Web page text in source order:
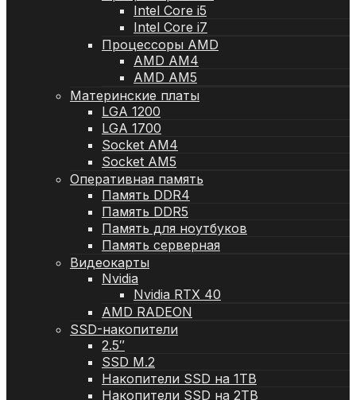
Intel Core i5
Intel Core i7
Процессоры AMD
AMD AM4
AMD AM5
Материнские платы
LGA 1200
LGA 1700
Socket AM4
Socket AM5
Оперативная память
Память DDR4
Память DDR5
Память для ноутбуков
Память серверная
Видеокарты
Nvidia
Nvidia RTX 40
AMD RADEON
SSD-накопители
2.5″
SSD M.2
Накопители SSD на 1TB
Накопители SSD на 2TB